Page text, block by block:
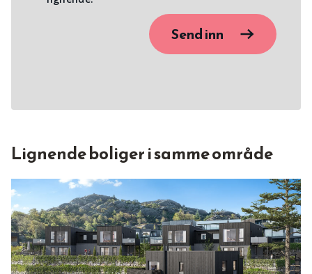
Send inn
Lignende boliger i samme område